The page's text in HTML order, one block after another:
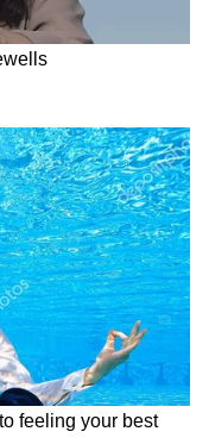
हुआ। इससे
से नॉन-इनवेसिव
जारी
मेटा ने घोषणा की
के लिए पूरा
पार्टनर, बास्क
(BCBL) भी